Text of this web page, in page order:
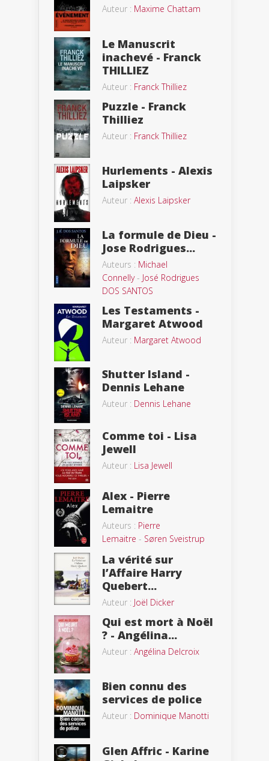
Auteur : Maxime Chattam
Le Manuscrit
inachevé - Franck
THILLIEZ
Auteur : Franck Thilliez
Puzzle - Franck
Thilliez
Auteur : Franck Thilliez
Hurlements - Alexis
Laipsker
Auteur : Alexis Laipsker
La formule de Dieu -
Jose Rodrigues...
Auteurs : Michael
Connelly- José Rodrigues
DOS SANTOS
Les Testaments -
Margaret Atwood
Auteur : Margaret Atwood
Shutter Island -
Dennis Lehane
Auteur : Dennis Lehane
Comme toi - Lisa
Jewell
Auteur : Lisa Jewell
Alex - Pierre
Lemaitre
Auteurs : Pierre
Lemaitre - Søren Sveistrup
La vérité sur
l’Affaire Harry
Quebert...
Auteur : Joël Dicker
Qui est mort à Noël
? - Angélina...
Auteur : Angélina Delcroix
Bien connu des
services de police
Auteur : Dominique Manotti
Glen Affric - Karine